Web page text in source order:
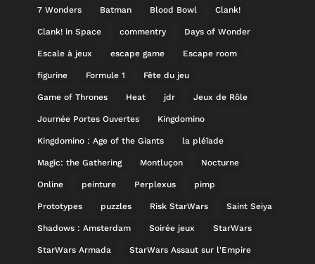
7 Wonders Batman Blood Bowl Clank!
Clank! in Space commentry Days of Wonder
Escale à jeux escape game Escape room
figurine Formule 1 Fête du jeu
Game of Thrones Heat jdr Jeux de Rôle
Journée Portes Ouvertes Kingdomino
Kingdomino : Age of the Giants la pléïade
Magic: the Gathering Montluçon Nocturne
Online peinture Perplexus pimp
Prototypes puzzles Risk StarWars Saint Seiya
Shadows : Amsterdam Soirée jeux StarWars
StarWars Armada StarWars Assaut sur l'Empire